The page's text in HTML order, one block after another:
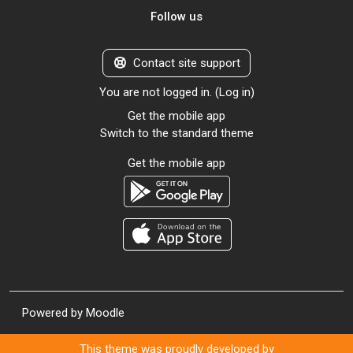
Follow us
Contact site support
You are not logged in. (Log in)
Get the mobile app
Switch to the standard theme
Get the mobile app
Powered by Moodle
This theme was proudly developed by